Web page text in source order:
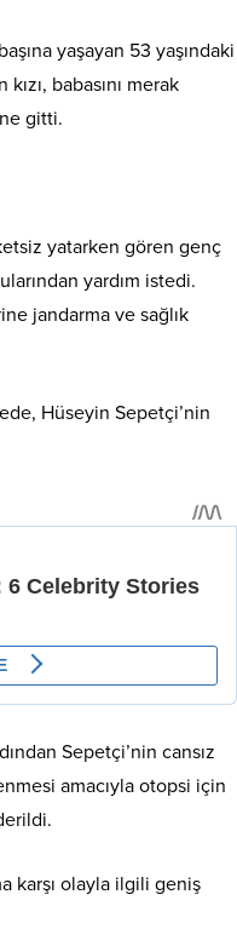
yaşayan 53 yaşındaki
babasını merak
gitti.
yatarken gören genç
yardım istedi.
jandarma ve sağlık
Hüseyin Sepetçi’nin
Sepetçi’nin cansız
amacıyla otopsi için
karşı olayla ilgili geniş